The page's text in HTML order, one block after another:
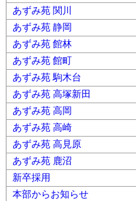
あずみ苑 関川
あずみ苑 静岡
あずみ苑 館林
あずみ苑 館町
あずみ苑 駒木台
あずみ苑 高塚新田
あずみ苑 高岡
あずみ苑 高崎
あずみ苑 高見原
あずみ苑 鹿沼
新卒採用
本部からお知らせ